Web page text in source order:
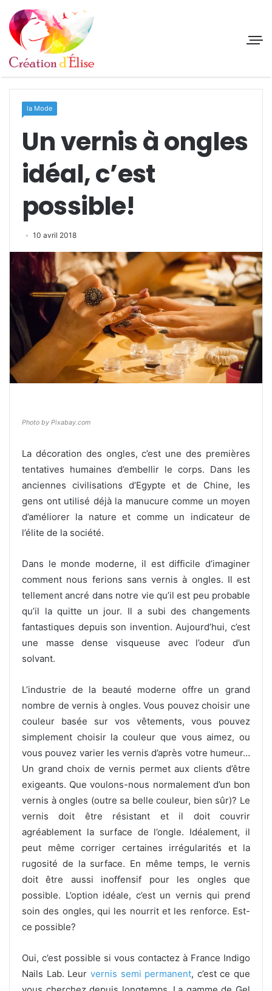
la Mode
Un vernis à ongles
idéal, c’est
possible!
10 avril 2018
Photo by Pixabay.com
La décoration des ongles, c’est une des premières
tentatives humaines d’embellir le corps. Dans les
anciennes civilisations d’Egypte et de Chine, les
gens ont utilisé déjà la manucure comme un moyen
d’améliorer la nature et comme un indicateur de
l’élite de la société.
Dans le monde moderne, il est difficile d’imaginer
comment nous ferions sans vernis à ongles. Il est
tellement ancré dans notre vie qu’il est peu probable
qu’il la quitte un jour. Il a subi des changements
fantastiques depuis son invention. Aujourd’hui, c’est
une masse dense visqueuse avec l’odeur d’un
solvant.
L’industrie de la beauté moderne offre un grand
nombre de vernis à ongles. Vous pouvez choisir une
couleur basée sur vos vêtements, vous pouvez
simplement choisir la couleur que vous aimez, ou
vous pouvez varier les vernis d’après votre humeur…
Un grand choix de vernis permet aux clients d’être
exigeants. Que voulons-nous normalement d’un bon
vernis à ongles (outre sa belle couleur, bien sûr)? Le
vernis doit être résistant et il doit couvrir
agréablement la surface de l’ongle. Idéalement, il
peut même corriger certaines irrégularités et la
rugosité de la surface. En même temps, le vernis
doit être aussi inoffensif pour les ongles que
possible. L’option idéale, c’est un vernis qui prend
soin des ongles, qui les nourrit et les renforce. Est-
ce possible?
Oui, c’est possible si vous contactez à France Indigo
Nails Lab. Leur vernis semi permanent, c’est ce que